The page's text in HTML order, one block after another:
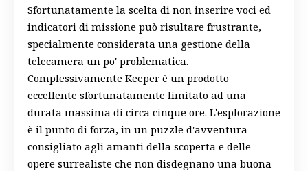
Sfortunatamente la scelta di non inserire voci ed
indicatori di missione può risultare frustrante,
specialmente considerata una gestione della
telecamera un po' problematica.
Complessivamente Keeper è un prodotto
eccellente sfortunatamente limitato ad una
durata massima di circa cinque ore. L'esplorazione
è il punto di forza, in un puzzle d'avventura
consigliato agli amanti della scoperta e delle
opere surrealiste che non disdegnano una buona